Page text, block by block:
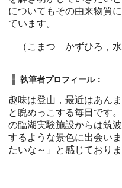
についてもその由来物質
ています。
（こまつ かずひろ，水
執筆者プロフィール：
趣味は登山，最近はあん
と睨めっこする毎日です
の臨湖実験施設からは筑
するような景色に出会い
たいな～」と感じておりま